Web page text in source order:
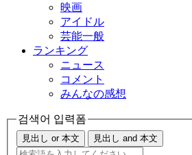
映画
アイドル
芸能一般
ランキング
ニュース
コメント
みんなの感想
검색어 입력폼
見出し or 本文 見出し and 本文